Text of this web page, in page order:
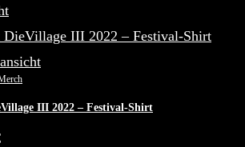
mehrere
Die
III 2022 – Festival-Shirt